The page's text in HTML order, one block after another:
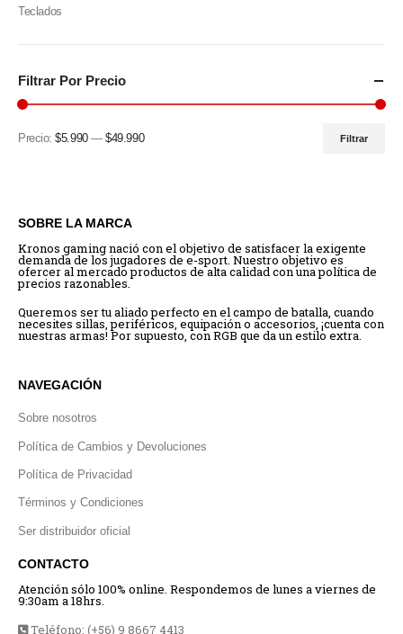
Teclados
Filtrar Por Precio
Filtrar
Precio:$5.990—$49.990
SOBRE LA MARCA
Kronos gaming nació con el objetivo de satisfacer la exigente
demanda de los jugadores de e-sport. Nuestro objetivo es
ofercer al mercado productos de alta calidad con una política de
precios razonables.
Queremos ser tu aliado perfecto en el campo de batalla, cuando
necesites sillas, periféricos, equipación o accesorios, ¡cuenta con
nuestras armas! Por supuesto, con RGB que da un estilo extra.
NAVEGACIÓN
Sobre nosotros
Política de Cambios y Devoluciones
Política de Privacidad
Términos y Condiciones
Ser distribuidor oficial
CONTACTO
Atención sólo 100% online. Respondemos de lunes a viernes de
9:30am a 18hrs.
Teléfono: (+56) 9 8667 4413